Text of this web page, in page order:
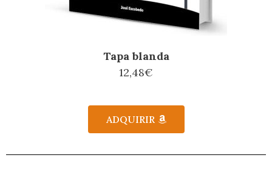
Tapa blanda
12,48€
ADQUIRIR